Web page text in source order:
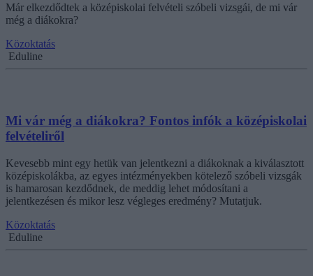
Már elkezdődtek a középiskolai felvételi szóbeli vizsgái, de mi vár
még a diákokra?
Közoktatás
Eduline
Mi vár még a diákokra? Fontos infók a középiskolai
felvételiről
Kevesebb mint egy hetük van jelentkezni a diákoknak a kiválasztott
középiskolákba, az egyes intézményekben kötelező szóbeli vizsgák
is hamarosan kezdődnek, de meddig lehet módosítani a
jelentkezésen és mikor lesz végleges eredmény? Mutatjuk.
Közoktatás
Eduline